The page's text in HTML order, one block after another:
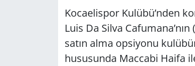
Kocaelispor Kulübü’nden
Luis Da Silva
satın alma opsiyonu
hususunda Maccabi Haifa